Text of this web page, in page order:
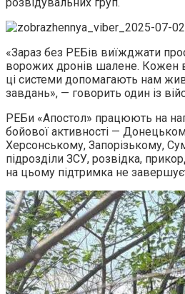
розвідувальних груп.
«Зараз без РЕБів виїжджати
ворожих дронів шалене. Кожен
ці системи допомагають нам
завдань», — говорить один із
РЕБи «Апостол» працюють на
бойової активності —
Херсонському, Запорізькому,
підрозділи ЗСУ, розвідка,
на цьому підтримка не